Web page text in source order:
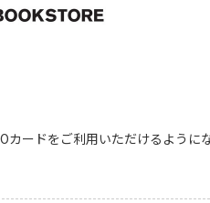
カードをご利用いただけるように